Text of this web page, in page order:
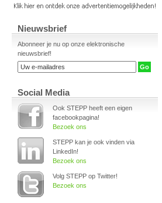
Nieuwsbrief
Abonneer je nu op onze elektronische
nieuwsbrief!
Social Media
Ook STEPP heeft een eigen
facebookpagina!
Bezoek ons
STEPP kan je ook vinden via
LinkedIn!
Bezoek ons
Volg STEPP op Twitter!
Bezoek ons